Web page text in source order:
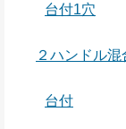
台付1穴
２ハンドル混
台付